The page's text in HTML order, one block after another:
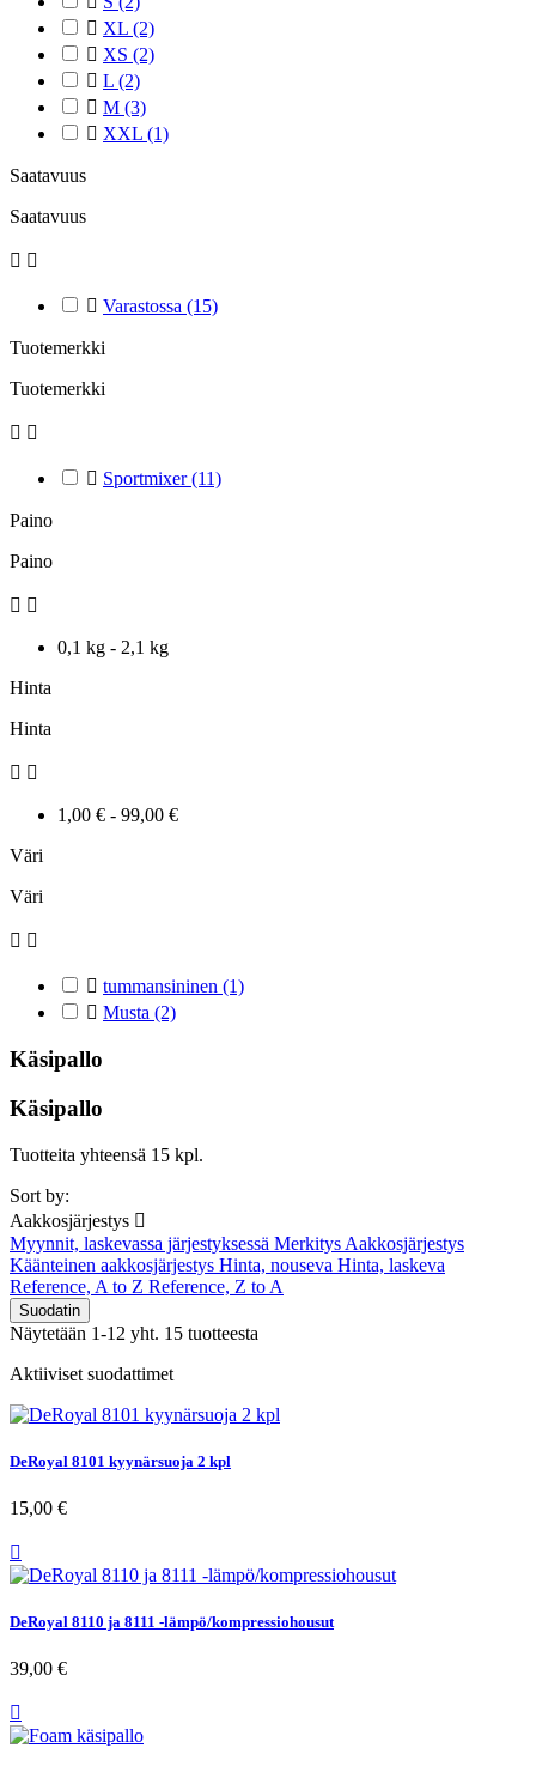
 XL (2)
 XS (2)
 L (2)
 M (3)
 XXL (1)
Saatavuus
Saatavuus
 
 Varastossa (15)
Tuotemerkki
Tuotemerkki
 
 Sportmixer(11)
Paino
Paino
 
0,1 kg - 2,1 kg
Hinta
Hinta
 
1,00 € - 99,00 €
Väri
Väri
 
 tummansininen (1)
 Musta (2)
Käsipallo
Käsipallo
Tuotteita yhteensä 15 kpl.
Sort by:
Aakkosjärjestys 
Myynnit, laskevassa järjestyksessä Merkitys Aakkosjärjestys
Käänteinen aakkosjärjestys Hinta, nouseva Hinta, laskeva
Reference, A to Z Reference, Z to A
Suodatin
Näytetään 1-12 yht. 15 tuotteesta
Aktiiviset suodattimet
DeRoyal 8101 kyynärsuoja 2 kpl
15,00 €

DeRoyal 8110 ja 8111 -lämpö/kompressiohousut
39,00 €
